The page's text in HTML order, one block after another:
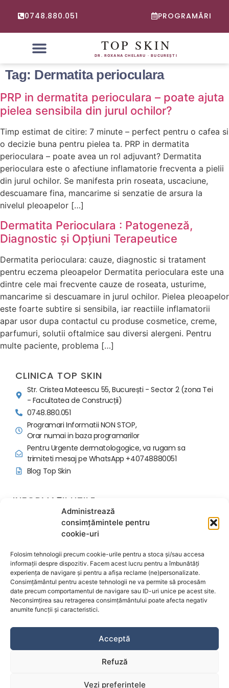
Administrează
consimțămintele pentru
cookie-uri
Folosim tehnologii precum cookie-urile pentru a stoca și/sau accesa
informații despre dispozitiv. Facem acest lucru pentru a îmbunătăți
experiența de navigare și pentru a afișa reclame (ne)personalizate.
Consimțământul pentru aceste tehnologii ne va permite să procesăm
date precum comportamentul de navigare sau ID-uri unice pe acest site.
Neconsimțirea sau retragerea consimțământului poate afecta negativ
anumite funcții și caracteristici.
Acceptă
Refuză
Vezi preferințele
0748.880.051 PROGRAMĂRI
Tag: Dermatita perioculara
PRP in dermatita perioculara – poate ajuta
pielea sensibila din jurul ochilor?
Timp estimat de citire: 7 minute – perfect pentru o cafea si
o decizie buna pentru pielea ta. PRP in dermatita
perioculara – poate avea un rol adjuvant? Dermatita
perioculara este o afectiune inflamatorie frecventa a pielii
din jurul ochilor. Se manifesta prin roseata, uscaciune,
descuamare fina, mancarime si senzatie de arsura la
nivelul pleoapelor […]
Dermatita Perioculara : Patogeneză,
Diagnostic și Opțiuni Terapeutice
Dermatita perioculara: cauze, diagnostic si tratament
pentru eczema pleoapelor Dermatita perioculara este una
dintre cele mai frecvente cauze de roseata, usturime,
mancarime si descuamare in jurul ochilor. Pielea pleoapelor
este foarte subtire si sensibila, iar reactiile inflamatorii
apar usor dupa contactul cu produse cosmetice, creme,
parfumuri, solutii oftalmice sau diversi alergeni. Pentru
multe paciente, problema […]
CLINICA TOP SKIN
Str. Cristea Mateescu 55, București - Sector 2 (zona Tei
- Facultatea de Construcții)
0748.880.051
Programari Informatii NON STOP,
Orar numai in baza programarilor
Pentru Urgente dermatologogice, va rugam sa
trimiteti mesaj pe WhatsApp +40748880051
Blog Top Skin
INFORMAȚII UTILE
Politica programari si avans
Regulament Ordine Interioara
Contactează-ne
Despre noi
Termeni și condiții
Politica de confidențialitate
Politica de cookie-uri
Acord Informat Proceduri